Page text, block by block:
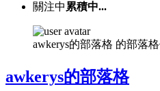
關注中 累積中...
awkerys的部落格 的部落
awkerys的部落格